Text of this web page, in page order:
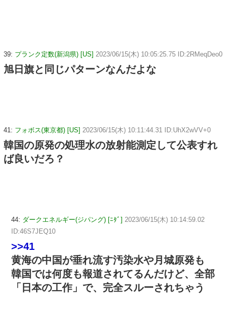
39: プランク定数(新潟県) [US] 2023/06/15(木) 10:05:25.75 ID:2RMeqDeo0
旭日旗と同じパターンなんだよな
41: フォボス(東京都) [US] 2023/06/15(木) 10:11:44.31 ID:UhX2wVV+0
韓国の原発の処理水の放射能測定して公表すれ
ば良いだろ？
44: ダークエネルギー(ジパング) [ﾆﾀﾞ] 2023/06/15(木) 10:14:59.02
ID:46S7JEQ10
>>41
黄海の中国が垂れ流す汚染水や月城原発も
韓国では何度も報道されてるんだけど、全部
「日本の工作」で、完全スルーされちゃう